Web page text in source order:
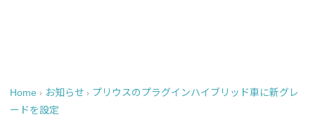
Home › お知らせ › プリウスのプラグインハイブリッド車に新グレ
ードを設定